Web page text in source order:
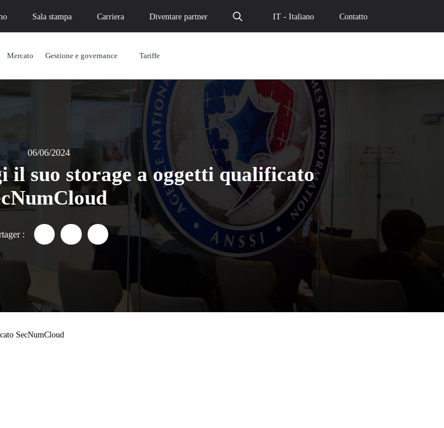
Sala stampa Carriera Diventare partner IT - Italiano Contatto
Mercato Gestione e governance Tariffe
06/06/2024
il suo storage a oggetti qualificato
: Partager "Cloud Temple lancia oggi il suo object storage qualificato SecNumCloud - Il
Partager "Cloud Temple lancia oggi il suo object storage qualificato
Partager "Cloud Temple lancia oggi il suo object storage qualificato
SecNumCloud